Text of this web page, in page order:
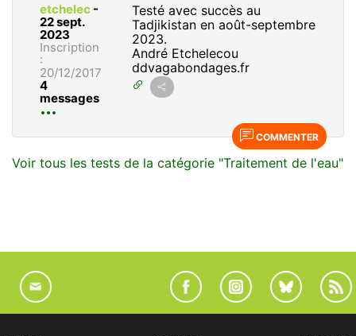
etchelec -
22 sept.
2023
Inscription
:
20/12/2017
4
messages
Testé avec succès au
Tadjikistan en août-septembre
2023.
André Etchelecou
ddvagabondages.fr
COMMENTER
Voir tous les tests de la catégorie "Traitement de l'eau"